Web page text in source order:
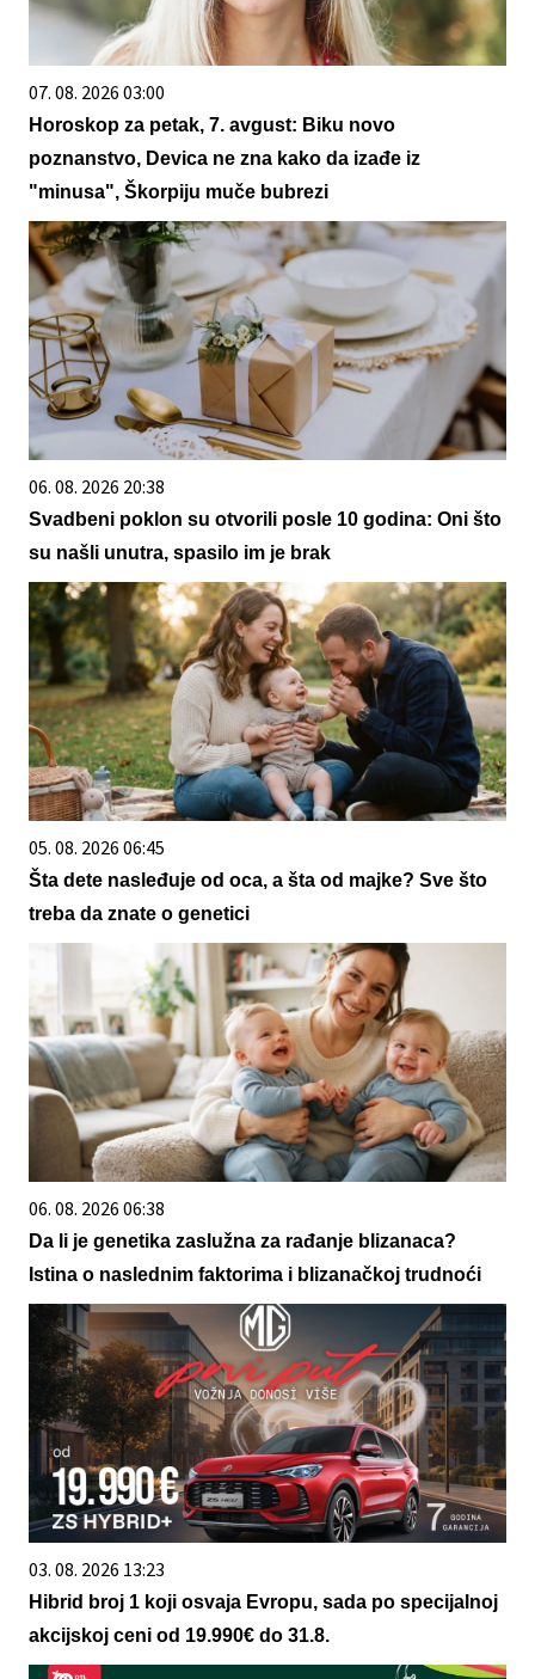
07. 08. 2026 03:00
Horoskop za petak, 7. avgust: Biku novo
poznanstvo, Devica ne zna kako da izađe iz
"minusa", Škorpiju muče bubrezi
06. 08. 2026 20:38
Svadbeni poklon su otvorili posle 10 godina: Oni što
su našli unutra, spasilo im je brak
05. 08. 2026 06:45
Šta dete nasleđuje od oca, a šta od majke? Sve što
treba da znate o genetici
06. 08. 2026 06:38
Da li je genetika zaslužna za rađanje blizanaca?
Istina o naslednim faktorima i blizanačkoj trudnoći
03. 08. 2026 13:23
Hibrid broj 1 koji osvaja Evropu, sada po specijalnoj
akcijskoj ceni od 19.990€ do 31.8.